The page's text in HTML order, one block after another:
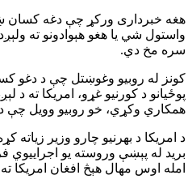
هغه خبرداری ورکړ چې دغه کسان
واستول شي یا هغو هېوادونو ته
سره مخ دي.
کونز له روبیو وغوښتل چې د دغو
پوځیانو د کورنیو غړو، امریکا ته د
همکاري وکړي، خو روبیو وویل چې
د امریکا د بهرنیو چارو وزیر زیاته
برید له پېښې وروسته یو
امله اوس مهال هېڅ افغان امریکا